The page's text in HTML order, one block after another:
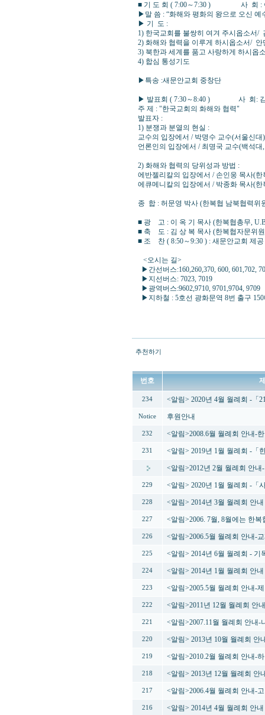
■ 기 도 회 ( 7:00～7:30 ) 사 회 : 이
▶말 씀 : “화해와 평화의 왕으로 오신 예
▶ 기 도 :
1) 한국교회를 불쌍히 여겨 주시옵소서/
2) 화해와 협력을 이루게 하시옵소서/
3) 북한과 세계를 품고 사랑하게 하시옵
4) 합심 통성기도
▶특송 :새문안교회 중창단
▶ 발표회 ( 7:30～8:40 ) 사 회: 김명
주 제 : "한국교회의 화해와 협력"
발표자 :
1) 분쟁과 분열의 현실 :
교수의 입장에서 / 박명수 교수(서울신대
언론인의 입장에서 / 최명국 교수(백석
2) 화해와 협력의 당위성과 방법 :
에반젤리칼의 입장에서 / 손인웅 목사(
에큐메니칼의 입장에서 / 박종화 목사(
종 합 : 허문영 박사 (한복협 남북협력위
■ 광 고 : 이 옥 기 목사 (한복협총무,
■ 축 도 : 김 상 복 목사 (한복협자문위
■ 조 찬 ( 8:50～9:30 ) : 새문안교회 제공
<오시는 길>
▶간선버스:160,260,370, 600, 601,702,
▶지선버스: 7023, 7019
▶광역버스:9602,9710, 9701,9704, 9709
▶지하철 : 5호선 광화문역 8번 출구
추천하기
번호
234 <알림> 2020년 4월 월례회 -「
Notice 후원안내
232 <알림>2008.6월 월례회 안내-
231 <알림> 2019년 1월 월례회 -「
<알림>2012년 2월 월례회 안
229 <알림> 2020년 1월 월례회 -「
228 <알림> 2014년 3월 월례회 안
227 <알림>2006. 7월, 8월에는 한
226 <알림>2006.5월 월례회 안내-
225 <알림> 2014년 6월 월례회 - 기
224 <알림> 2014년 1월 월례회 안
223 <알림>2005.5월 월례회 안내-
222 <알림>2011년 12월 월례회 안
221 <알림>2007.11월 월례회 안내-
220 <알림> 2013년 10월 월례회
219 <알림>2010.2월 월례회 안내-
218 <알림> 2013년 12월 월례회
217 <알림>2006.4월 월례회 안내-
216 <알림> 2014년 4월 월례회 안